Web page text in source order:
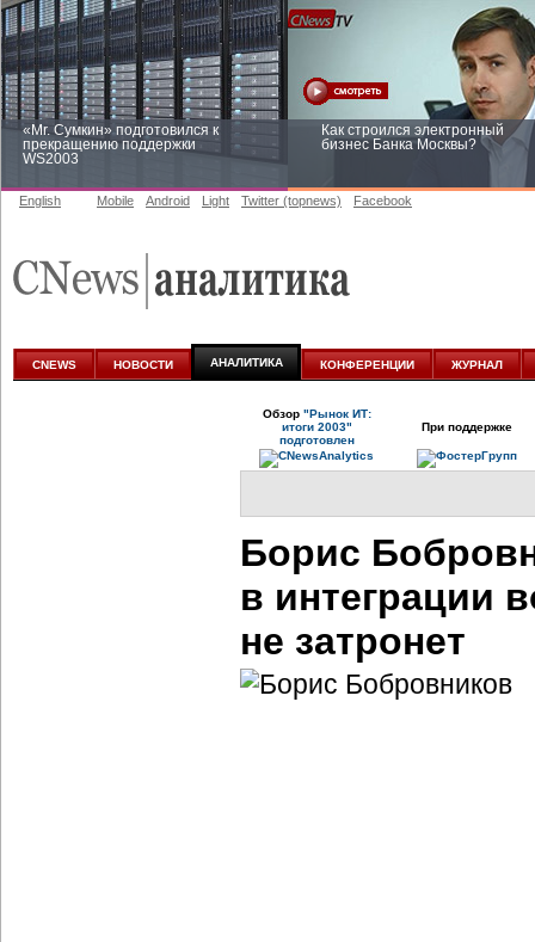
«Mr. Сумкин» подготовился к
прекращению поддержки
WS2003
Как строился электронный
бизнес Банка Москвы?
аналитике
English Mobile Android Light Twitter (topnews) Facebook
CNEWS НОВОСТИ АНАЛИТИКА КОНФЕРЕНЦИИ ЖУРНАЛ
Обзор "Рынок ИТ:
итоги 2003"
подготовлен
При поддержке
Борис
в интеграции
не затронет